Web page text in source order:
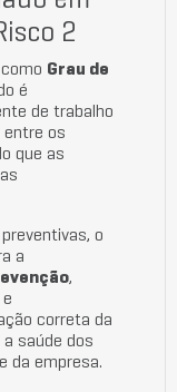
2
Grau de
é
de trabalho
entre os
que as
o
a
,
correta da
saúde dos
da empresa.